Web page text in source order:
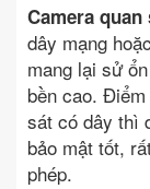
Camera
dây mạng
mang lại sử
bền cao.
sát có dây thì
bảo mật tốt,
phép.